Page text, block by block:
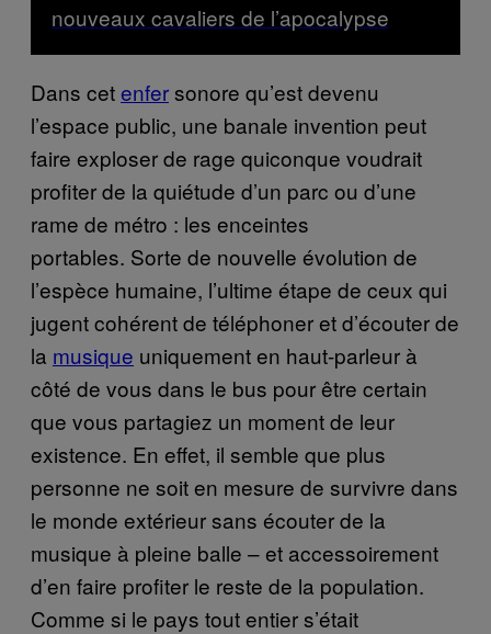
nouveaux cavaliers de l’apocalypse
Dans cetenfersonore qu’est devenu
l’espace public, une banale invention peut
faire exploser de rage quiconque voudrait
profiter de la quiétude d’un parc ou d’une
rame de métro : les enceintes
portables. Sorte de nouvelle évolution de
l’espèce humaine, l’ultime étape de ceux qui
jugent cohérent de téléphoner et d’écouter de
la musique uniquement en haut-parleur à
côté de vous dans le bus pour être certain
que vous partagiez un moment de leur
existence. En effet, il semble que plus
personne ne soit en mesure de survivre dans
le monde extérieur sans écouter de la
musique à pleine balle – et accessoirement
d’en faire profiter le reste de la population.
Comme si le pays tout entier s’était